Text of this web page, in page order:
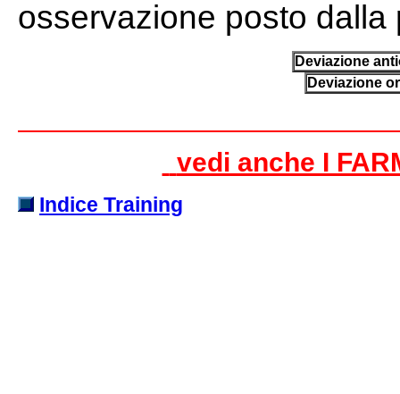
osservazione posto
Deviazione
Deviazione
vedi anche I
Indice Training